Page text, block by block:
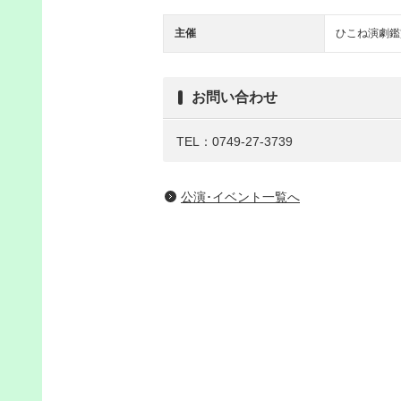
主催 ひこね演劇
お問い合わせ
TEL：0749-27-3739
公演･イベント一覧へ